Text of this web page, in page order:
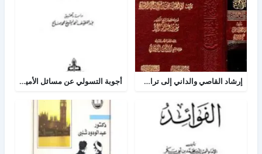
إرشاد القاصي والداني إلى تراجم شيوخ الطبراني أجوبة التسولي عن مسائل الأمير عبد القادر في الجهاد